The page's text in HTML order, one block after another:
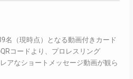
名（現時点）となる動画付きカード
コードより、プロレスリング
アなショートメッセージ動画が観ら